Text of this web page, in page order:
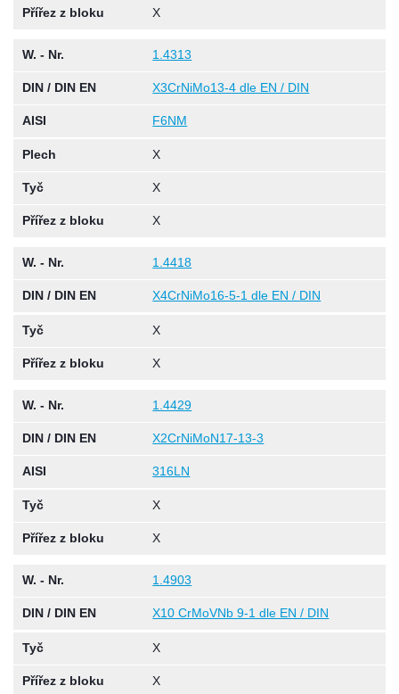
Přířez z bloku X
W. - Nr. 1.4313
DIN / DIN EN X3CrNiMo13-4 dle EN / DIN
AISI F6NM
Plech X
Tyč X
Přířez z bloku X
W. - Nr. 1.4418
DIN / DIN EN X4CrNiMo16-5-1 dle EN / DIN
Tyč X
Přířez z bloku X
W. - Nr. 1.4429
DIN / DIN EN X2CrNiMoN17-13-3
AISI 316LN
Tyč X
Přířez z bloku X
W. - Nr. 1.4903
DIN / DIN EN X10 CrMoVNb 9-1 dle EN / DIN
Tyč X
Přířez z bloku X